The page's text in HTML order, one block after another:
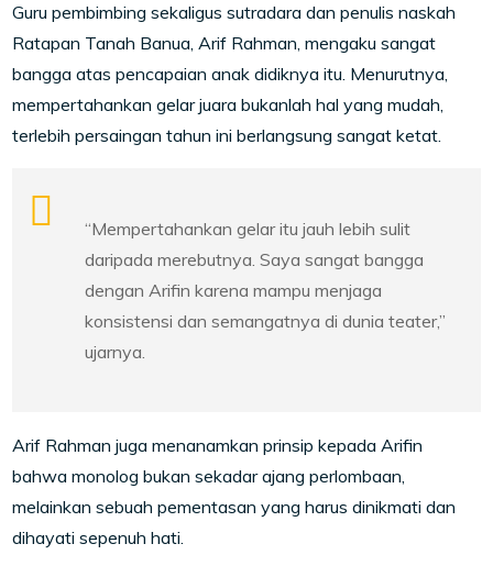
Guru pembimbing sekaligus sutradara dan penulis naskah
Ratapan Tanah Banua, Arif Rahman, mengaku sangat
bangga atas pencapaian anak didiknya itu. Menurutnya,
mempertahankan gelar juara bukanlah hal yang mudah,
terlebih persaingan tahun ini berlangsung sangat ketat.
“Mempertahankan gelar itu jauh lebih sulit
daripada merebutnya. Saya sangat bangga
dengan Arifin karena mampu menjaga
konsistensi dan semangatnya di dunia teater,”
ujarnya.
Arif Rahman juga menanamkan prinsip kepada Arifin
bahwa monolog bukan sekadar ajang perlombaan,
melainkan sebuah pementasan yang harus dinikmati dan
dihayati sepenuh hati.